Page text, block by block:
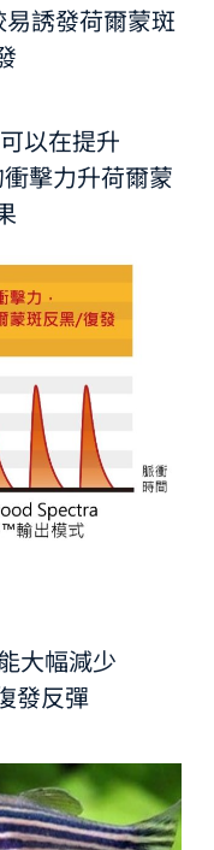
誘發荷爾蒙斑
以在提升
擊力升荷爾蒙
大幅減少
發反彈